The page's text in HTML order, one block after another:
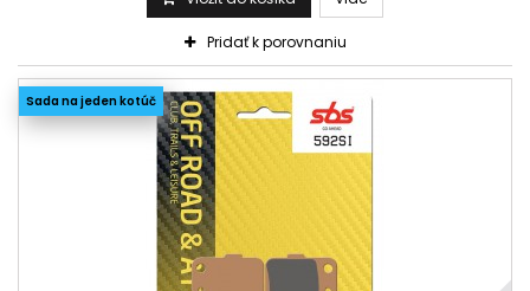
Pridať k porovnaniu
Sada na jeden kotúč